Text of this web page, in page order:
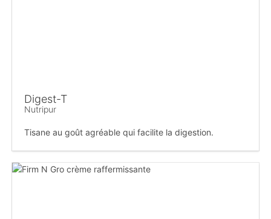
Digest-T
Nutripur
Tisane au goût agréable qui facilite la digestion.